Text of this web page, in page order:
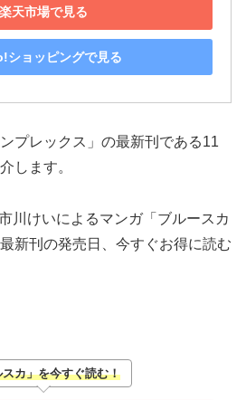
楽天市場で見る
ショッピングで見る
プレックス」の最新刊である11
します。
川けいによるマンガ「ブルースカ
新刊の発売日、今すぐお得に読む
カ」を今すぐ読む！